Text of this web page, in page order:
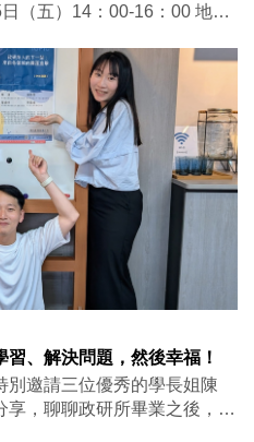
名額。 論文如有侵權、抄
審委員決議是否取消參賽資
反研究倫理情形，將取消申
請人除須自行負擔法律責任
即退還獎金及獎狀。 結果公
年12月31日前擇期於網頁
辦單位：財團法
基金會 連絡電話：(02)2938-
@gmail.com
的多元方法論，透過講者跨學
在求知途徑上的瓶頸。
習、解決問題，然後幸福！
別邀請三位優秀的學長姐陳
，聊聊政研所畢業之後，他